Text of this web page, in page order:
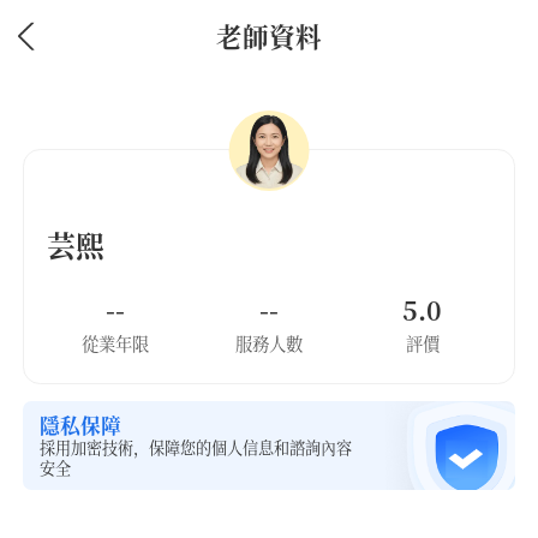
老師資料
芸熙
從業年限
--
服務人數
--
評價
5.0
隱私保障
採用加密技術，保障您的個人信息和諮詢內容
安全